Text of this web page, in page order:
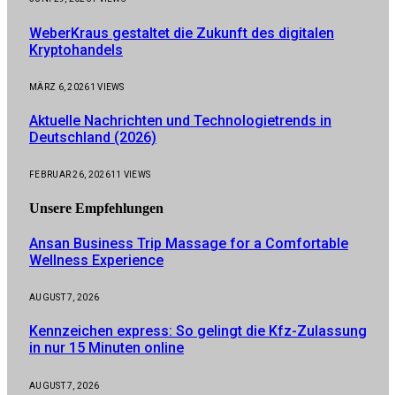
WeberKraus gestaltet die Zukunft des digitalen
Kryptohandels
MÄRZ 6, 20261VIEWS
Aktuelle Nachrichten und Technologietrends in
Deutschland (2026)
FEBRUAR 26, 202611 VIEWS
Unsere Empfehlungen
Ansan Business Trip Massage for a Comfortable
Wellness Experience
AUGUST 7, 2026
Kennzeichen express: So gelingt die Kfz-Zulassung
in nur 15 Minuten online
AUGUST 7, 2026